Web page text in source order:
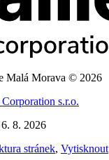
Malá Morava © 2026
s.r.o.
8. 2026
stránek, Vytisknout